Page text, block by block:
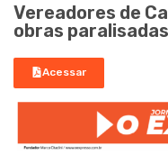
Vereadores de
obras
Acessar